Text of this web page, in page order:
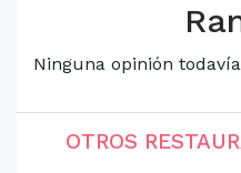
Ninguna opinión todavía
OTROS